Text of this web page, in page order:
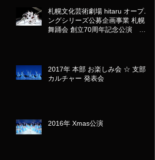
札幌文化芸術劇場 hitaru オープニ
ングシリーズ公募企画事業 札幌
舞踊会 創立70周年記念公演 バ
2017年 本部 お楽しみ会 ☆ 支部･
カルチャー 発表会
2016年 Xmas公演